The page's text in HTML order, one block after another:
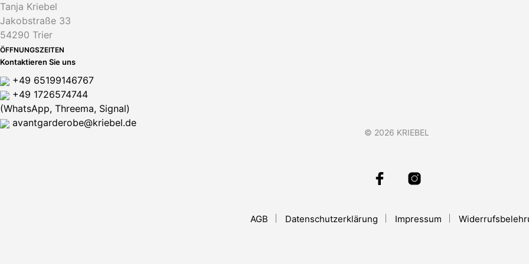
Tanja Kriebel
Jakobstraße 33
54290 Trier
ÖFFNUNGSZEITEN
Kontaktieren Sie uns
+49 65199146767
+49 1726574744
(WhatsApp, Threema, Signal)
avantgarderobe@kriebel.de
© 2026 KRIEBEL
AGB Datenschutzerklärung Impressum